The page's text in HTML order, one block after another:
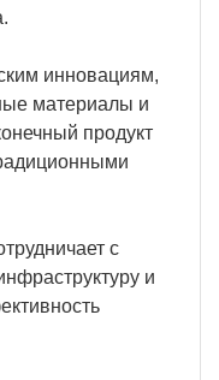
инновациям,
материалы и
продукт
с
и